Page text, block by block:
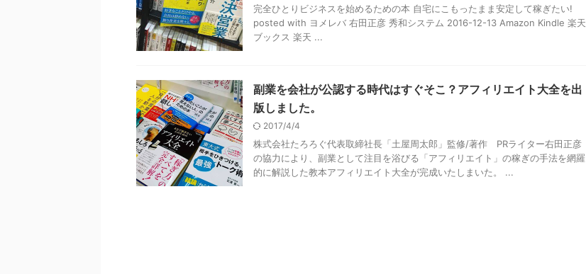
完全ひとりビジネスを始めるための本 自宅にこもったまま安定して稼ぎたい!
posted with ヨメレバ 右田正彦 秀和システム 2016-12-13 Amazon Kindle 楽天
ブックス 楽天 ...
副業を会社が公認する時代はすぐそこ？アフィリエイト大全を出
版しました。
2017/4/4
株式会社たろろぐ代表取締社長「土屋周太郎」監修/著作 PRライター右田正彦
の協力により、副業として注目を浴びる「アフィリエイト」の稼ぎの手法を網羅
的に解説した教本アフィリエイト大全が完成いたしまいた。 ...